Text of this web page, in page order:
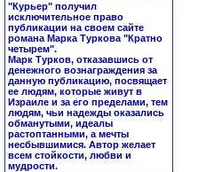
"Курьер" получил
исключительное право
публикации на своем сайте
романа Марка Туркова "Кратно
четырем".
Марк Турков, отказавшись от
денежного вознаграждения за
данную публикацию, посвящает
ее людям, которые живут в
Израиле и за его пределами, тем
людям, чьи надежды оказались
обманутыми, идеалы
растоптанными, а мечты
несбывшимися. Автор желает
всем стойкости, любви и
мудрости.